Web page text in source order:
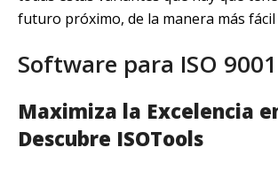
futuro próximo, de la manera más fácil
Software para ISO 9001
Maximiza la Excelencia
Descubre ISOTools